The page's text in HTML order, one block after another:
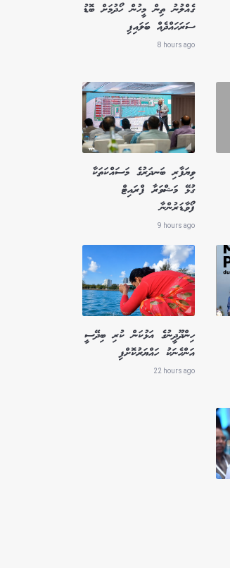
ގެއްލުނު ތިން މީހުން ހޯދުމަށް ބޮޑު
ސަރަހައްދެއް ބަލައިފި
8 hours ago
ވިޔަފާރި ބަނދަރުގެ މަސައްކަތަކާ
ގުޅޭ މަޝްވަރާ ފްރައިޓް
ފޯވާޑަރުންނާ
9 hours ago
ހިންދޫދީނުގެ އަޅުކަން ކުރި ބިދޭސީ
އަންހެނަކު ހައްޔަރުކޮށްފި
22 hours ago